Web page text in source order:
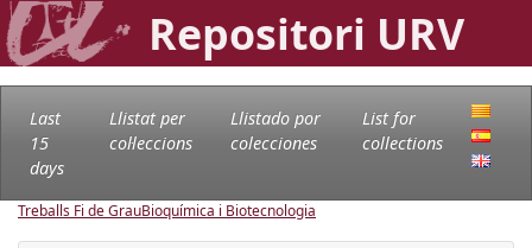
Repositori URV
Last
15
days
Llistat per
col·leccions
Llistado por
colecciones
List for
collections
Treballs Fi de GrauBioquímica i Biotecnologia